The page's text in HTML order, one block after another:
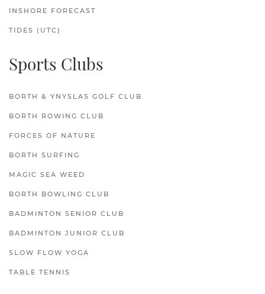
INSHORE FORECAST
TIDES (UTC)
Sports Clubs
BORTH & YNYSLAS GOLF CLUB
BORTH ROWING CLUB
FORCES OF NATURE
BORTH SURFING
MAGIC SEA WEED
BORTH BOWLING CLUB
BADMINTON SENIOR CLUB
BADMINTON JUNIOR CLUB
SLOW FLOW YOGA
TABLE TENNIS